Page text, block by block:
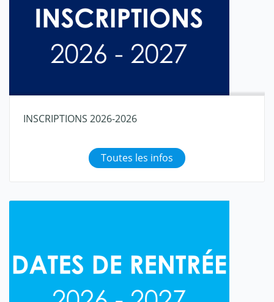
INSCRIPTIONS 2026-2026
Toutes les infos